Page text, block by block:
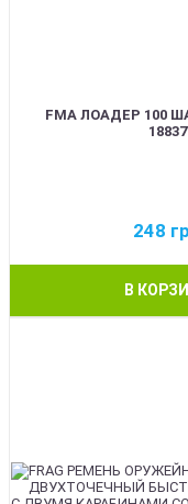
FMA ЛОАДЕР 100
18837
248
В